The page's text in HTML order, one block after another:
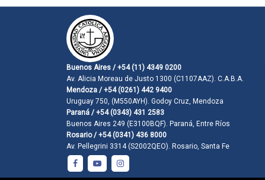
Buenos Aires / +54 (11) 4349 0200
Av. Alicia Moreau de Justo 1300 (C1107AAZ). C.A.B.A.
Mendoza / +54 (0261) 442 9400
Uruguay 750, (M550AYH). Godoy Cruz, Mendoza
Paraná / +54 (0343) 431 2583
Buenos Aires 249 (E3100BQF). Paraná, Entre Ríos
Rosario / +54 (0341) 436 8000
Av. Pellegrini 3314 (S2002QEO). Rosario, Santa Fe